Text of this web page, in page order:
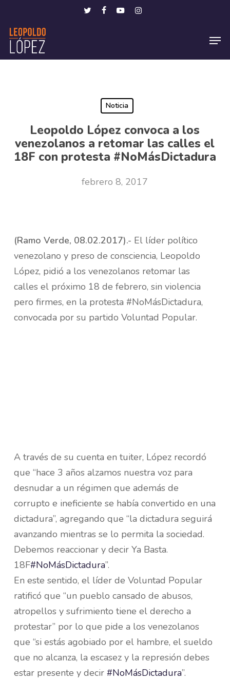
main
content
twitterfacebookyoutubeinstagram
Noticia
Leopoldo López convoca a los
venezolanos a retomar las calles el
18F con protesta #NoMásDictadura
febrero 8, 2017
(Ramo Verde, 08.02.2017).- El líder político
venezolano y preso de consciencia, Leopoldo
López, pidió a los venezolanos retomar las
calles el próximo 18 de febrero, sin violencia
pero firmes, en la protesta #NoMásDictadura,
convocada por su partido Voluntad Popular.
A través de su cuenta en tuiter, López recordó
que “hace 3 años alzamos nuestra voz para
desnudar a un régimen que además de
corrupto e ineficiente se había convertido en una
dictadura”, agregando que “la dictadura seguirá
avanzando mientras se lo permita la sociedad.
Debemos reaccionar y decir Ya Basta.
18F#NoMásDictadura”.
En este sentido, el líder de Voluntad Popular
ratificó que “un pueblo cansado de abusos,
atropellos y sufrimiento tiene el derecho a
protestar” por lo que pide a los venezolanos
que “si estás agobiado por el hambre, el sueldo
que no alcanza, la escasez y la represión debes
estar presente y decir #NoMásDictadura”.